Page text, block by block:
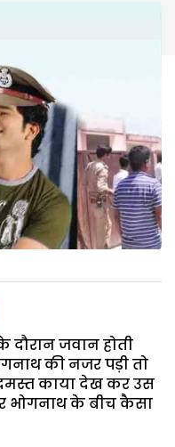
जवान होती
की नजर पड़ी तो
काया देख कर उस
भोगनाथ के बीच कैसा